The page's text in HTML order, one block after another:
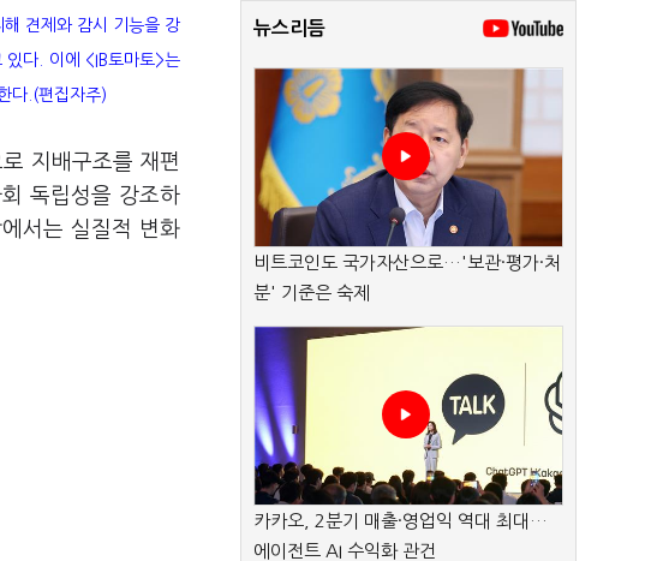
견제와 감시 기능을 강
다. 이에 <IB토마토>는
다.(편집자주)
지배구조를 재편
독립성을 강조하
서는 실질적 변화
뉴스리듬
비트코인도 국가자산으로…'보관·평가·처
분' 기준은 숙제
카카오, 2분기 매출·영업익 역대 최대…
에이전트 AI 수익화 관건